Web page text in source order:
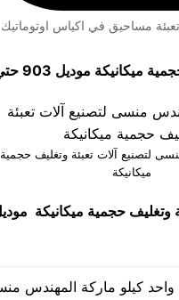
مساحيق في اكياس اوتوماتيك
واحد كيلو ماركة مهندس منســي
لتصنيع آلات تعبئة وتغليف حجمية
ميكانيكة
حجمية ميكانيكة